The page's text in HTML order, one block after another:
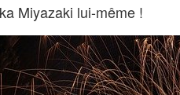
Miyazaki lui-même !